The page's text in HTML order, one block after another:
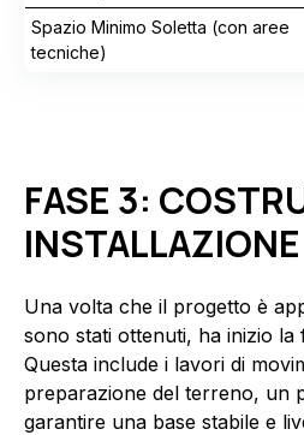
Spazio Minimo Soletta (con aree
tecniche)
FASE 3:
INSTALLAZIONE
Una volta che il progetto è
sono stati ottenuti, ha inizio la
Questa include i lavori di
preparazione del terreno, un
garantire una base stabile e